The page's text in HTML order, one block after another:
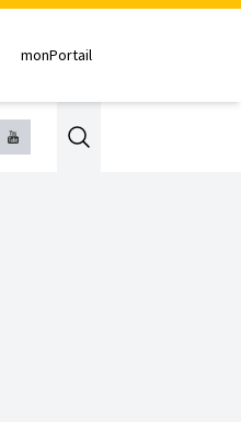
monPortail
Search